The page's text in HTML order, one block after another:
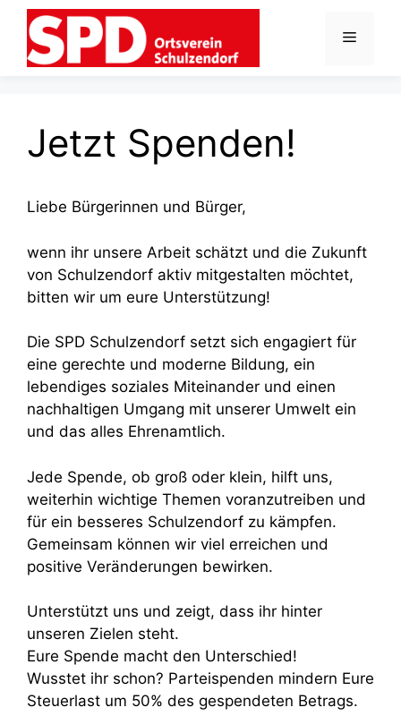
Zum
Inhalt
springen
Menü
Jetzt Spenden!
Liebe Bürgerinnen und Bürger,
wenn ihr unsere Arbeit schätzt und die Zukunft
von Schulzendorf aktiv mitgestalten möchtet,
bitten wir um eure Unterstützung!
Die SPD Schulzendorf setzt sich engagiert für
eine gerechte und moderne Bildung, ein
lebendiges soziales Miteinander und einen
nachhaltigen Umgang mit unserer Umwelt ein
und das alles Ehrenamtlich.
Jede Spende, ob groß oder klein, hilft uns,
weiterhin wichtige Themen voranzutreiben und
für ein besseres Schulzendorf zu kämpfen.
Gemeinsam können wir viel erreichen und
positive Veränderungen bewirken.
Unterstützt uns und zeigt, dass ihr hinter
unseren Zielen steht.
Eure Spende macht den Unterschied!
Wusstet ihr schon? Parteispenden mindern Eure
Steuerlast um 50% des gespendeten Betrags.